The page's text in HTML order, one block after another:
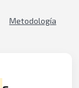
Metodología